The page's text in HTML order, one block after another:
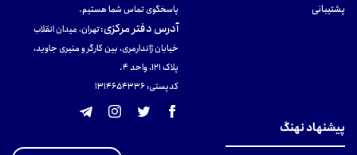
پشتیبانی
پاسخگوی تماس شما هستیم.
آدرس دفتر مرکزی:تهران، میدان انقلاب
خیابان ژاندارمری، بین کارگر و منیری جاوید،
پلاک 121، واحد ۴.
کدپستی: 131465433۶
پیشنهاد نهنگ